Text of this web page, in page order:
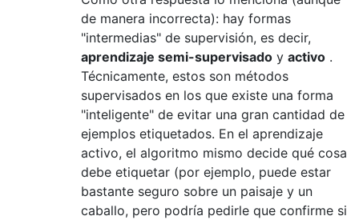
de manera incorrecta): hay formas
"intermedias" de supervisión, es decir,
aprendizaje semi-supervisado y activo .
Técnicamente, estos son métodos
supervisados ​​en los que existe una forma
"inteligente" de evitar una gran cantidad de
ejemplos etiquetados. En el aprendizaje
activo, el algoritmo mismo decide qué cosa
debe etiquetar (por ejemplo, puede estar
bastante seguro sobre un paisaje y un
caballo, pero podría pedirle que confirme si